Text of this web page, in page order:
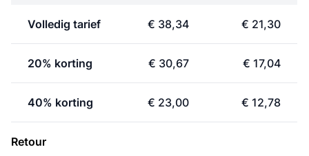
Volledig tarief € 38,34 € 21,30
20% korting € 30,67 € 17,04
40% korting € 23,00 € 12,78
Retour